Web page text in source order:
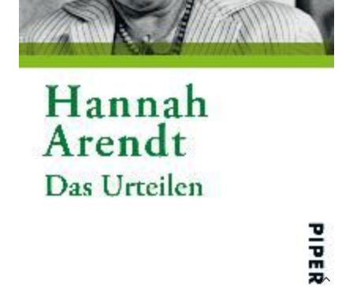
Verlag: Piper
16.04.2012
Buch
256 Seiten
Paperback
Bibliografische Daten